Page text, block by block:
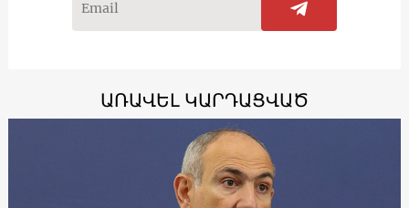
ԱՌԱՎԵԼ ԿԱՐԴԱՑՎԱԾ